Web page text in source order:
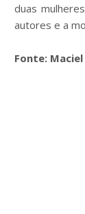
duas
autores e a
Fonte: